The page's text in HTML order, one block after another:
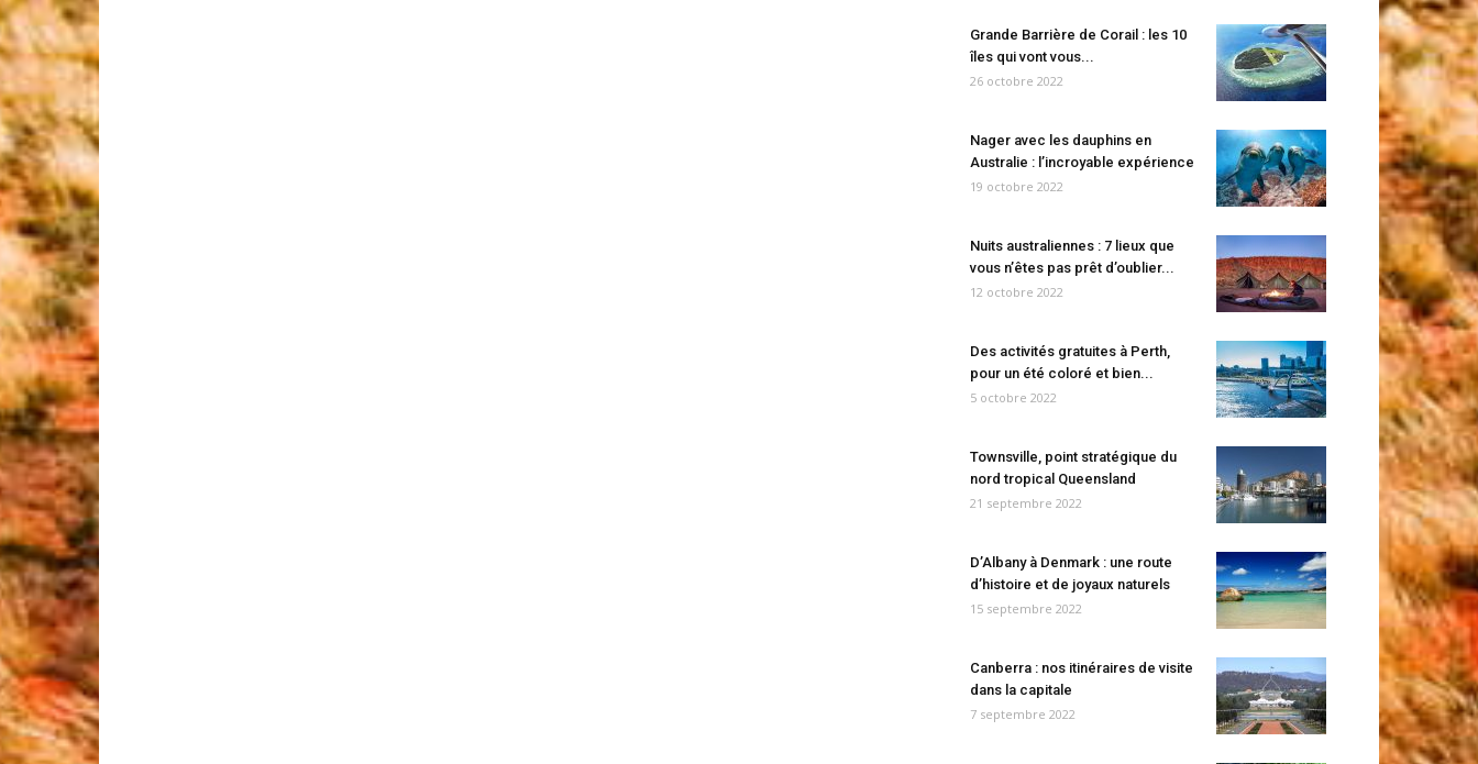
Grande Barrière de Corail : les 10
îles qui vont vous...
26 octobre 2022
Nager avec les dauphins en
Australie : l’incroyable expérience
19 octobre 2022
Nuits australiennes : 7 lieux que
vous n’êtes pas prêt d’oublier...
12 octobre 2022
Des activités gratuites à Perth,
pour un été coloré et bien...
5 octobre 2022
Townsville, point stratégique du
nord tropical Queensland
21 septembre 2022
D’Albany à Denmark : une route
d’histoire et de joyaux naturels
15 septembre 2022
Canberra : nos itinéraires de visite
dans la capitale
7 septembre 2022